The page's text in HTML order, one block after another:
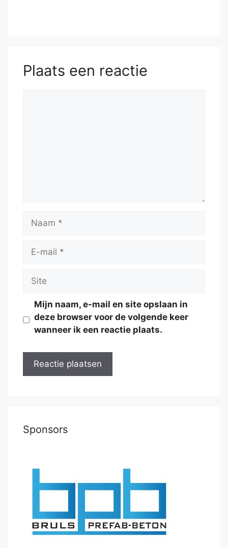
Plaats een reactie
Naam
Site
Mijn naam, e-mail en site opslaan in
deze browser voor de volgende keer
wanneer ik een reactie plaats.
Sponsors